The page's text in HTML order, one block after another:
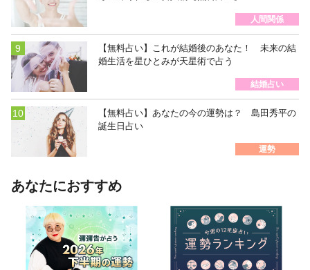
人間関係
【無料占い】これが結婚後のあなた！ 未来の結
婚生活を星ひとみが天星術で占う
結婚占い
【無料占い】あなたの今の運勢は？ 島田秀平の
誕生日占い
運勢
あなたにおすすめ